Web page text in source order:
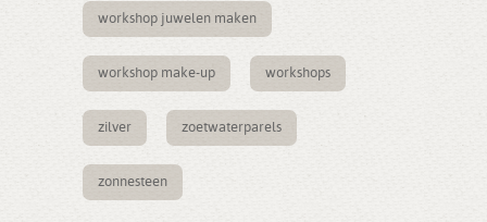
workshop juwelen maken
workshop make-up workshops
zilver zoetwaterparels
zonnesteen